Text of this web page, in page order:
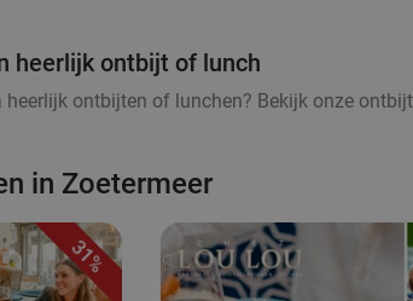
heerlijk ontbijt of lunch
ontbijten of lunchen? Bekijk onze
in Zoetermeer
31%